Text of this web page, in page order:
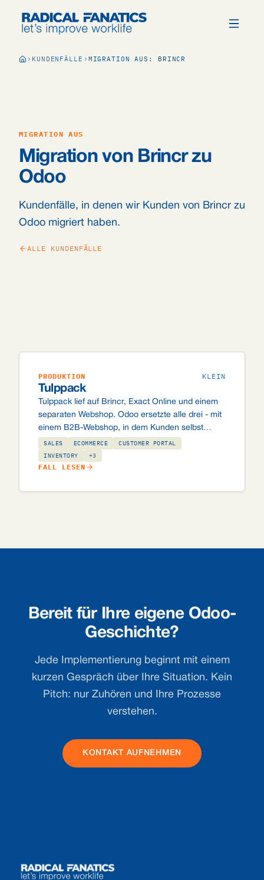
KUNDENFÄLLE MIGRATION AUS: BRINCR
MIGRATION AUS
Migration von Brincr zu
Odoo
Kundenfälle, in denen wir Kunden von Brincr zu
Odoo migriert haben.
ALLE KUNDENFÄLLE
PRODUKTION KLEIN
Tulppack
Tulppack lief auf Brincr, Exact Online und einem
separaten Webshop. Odoo ersetzte alle drei - mit
einem B2B-Webshop, in dem Kunden selbst
bestellen (pro Meter oder pro Teebeutel, bedruckt
mit eigenem Logo) und einem Bestand, der trotz
kniffliger Maßeinheiten stimmt.
SALES ECOMMERCE
CUSTOMER PORTAL
INVENTORY
+3
FALL LESEN
Bereit für Ihre eigene Odoo-
Geschichte?
Jede Implementierung beginnt mit einem
kurzen Gespräch über Ihre Situation. Kein
Pitch: nur Zuhören und Ihre Prozesse
verstehen.
KONTAKT AUFNEHMEN